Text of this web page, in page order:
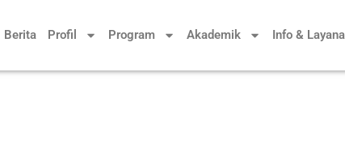
Berita Profil Program Akademik Info &